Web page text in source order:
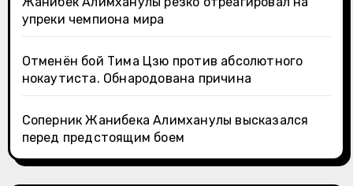
упреки чемпиона мира
Отменён бой Тима Цзю против абсолютного
нокаутиста. Обнародована причина
Соперник Жанибека Алимханулы высказался
перед предстоящим боем